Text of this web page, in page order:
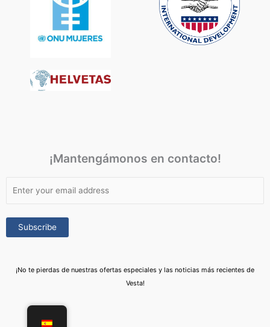
¡Mantengámonos en contacto!
¡No te pierdas de nuestras ofertas especiales y las noticias más recientes de
Vesta!